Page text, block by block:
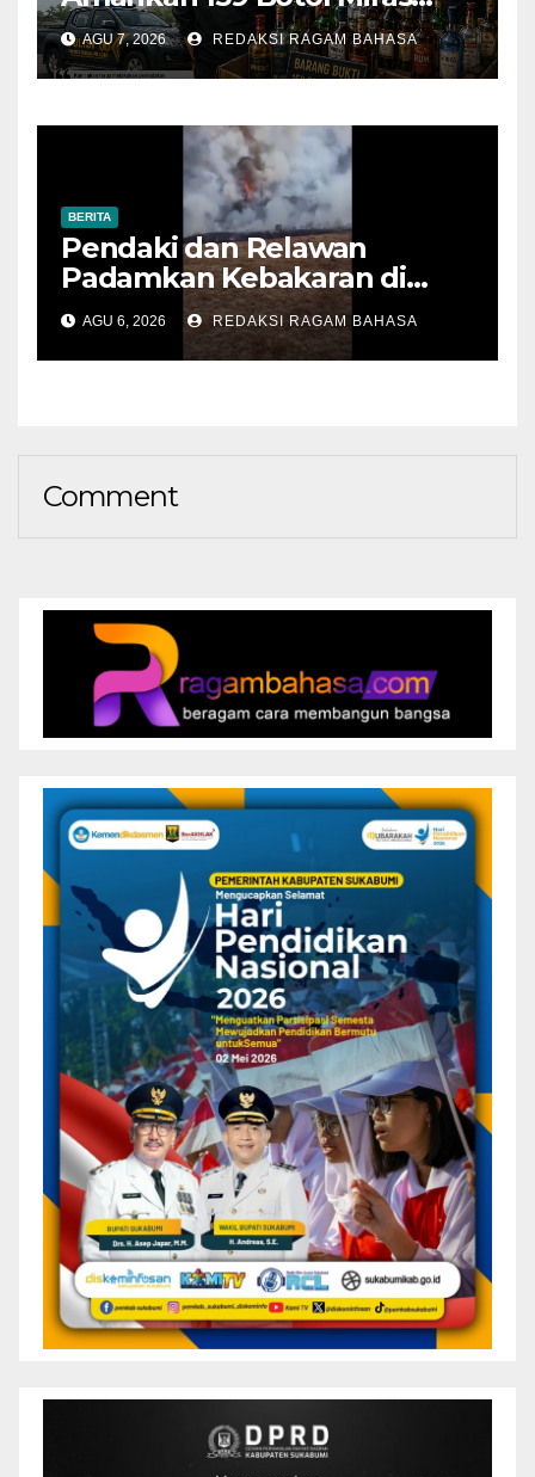
Ilegal dari Tiga Lokasi dalam
Operasi Penyakit Masyarakat
AGU 7, 2026 REDAKSI RAGAM BAHASA
BERITA
Pendaki dan Relawan
Padamkan Kebakaran di
Alun-alun Suryakencana
Sebelum Meluas
AGU 6, 2026 REDAKSI RAGAM BAHASA
Comment